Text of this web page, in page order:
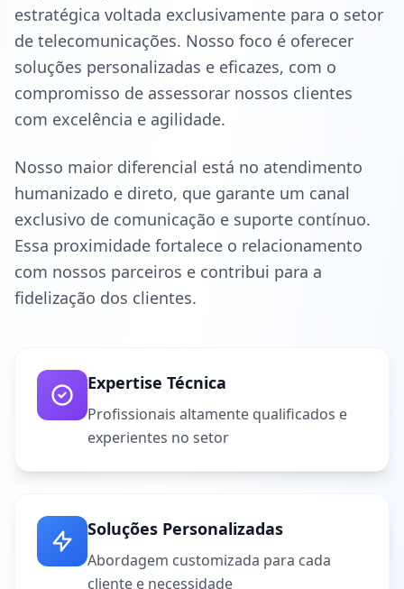
estratégica voltada exclusivamente para o setor
de telecomunicações. Nosso foco é oferecer
soluções personalizadas e eficazes, com o
compromisso de assessorar nossos clientes
com excelência e agilidade.
Nosso maior diferencial está no atendimento
humanizado e direto, que garante um canal
exclusivo de comunicação e suporte contínuo.
Essa proximidade fortalece o relacionamento
com nossos parceiros e contribui para a
fidelização dos clientes.
Expertise Técnica
Profissionais altamente qualificados e
experientes no setor
Soluções Personalizadas
Abordagem customizada para cada
cliente e necessidade